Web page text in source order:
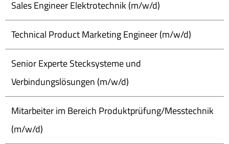
Sales Engineer Elektrotechnik (m/w/d)
Technical Product Marketing Engineer (m/w/d)
Senior Experte Stecksysteme und
Verbindungslösungen (m/w/d)
Mitarbeiter im Bereich Produktprüfung/Messtechnik
(m/w/d)